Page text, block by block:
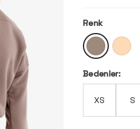
Renk
Bedenler:
XS S